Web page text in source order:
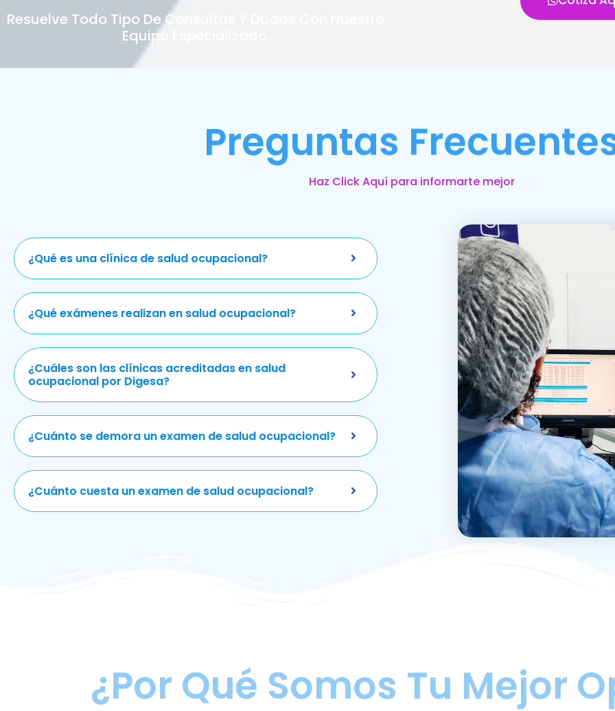
Resuelve Todo Tipo De Consultas Y Dudas Con Nuestro
Equipo Especializado.
Preguntas
Haz Click Aquí para informarte mejor
¿Qué es una clínica de salud ocupacional?
¿Qué exámenes realizan en salud ocupacional?
¿Cuáles son las clínicas acreditadas en salud
ocupacional por Digesa?
¿Cuánto se demora un examen de salud ocupacional?
¿Cuánto cuesta un examen de salud ocupacional?
¿Por Qué Somos Tu Mejor